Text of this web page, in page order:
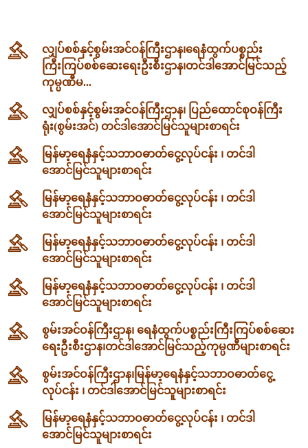
လျှပ်စစ်နှင့်စွမ်းအင်ဝန်ကြီးဌာန၊‌ရေနံထွက်ပစ္စည်း
ကြီးကြပ်စစ်ဆေးရေးဦးစီးဌာန၊တင်ဒါအောင်မြင်သည့်
ကုမ္ပဏီမ...
လျှပ်စစ်နှင့်စွမ်းအင်ဝန်ကြီးဌာန၊ ပြည်ထောင်စုဝန်ကြီး
ရုံး(စွမ်းအင်) တင်ဒါအောင်မြင်သူများစာရင်း
မြန်မာ့ရေနံနှင့်သဘာဝဓာတ်ငွေ့လုပ်ငန်း ၊ တင်ဒါ
အောင်မြင်သူများစာရင်း
မြန်မာ့ရေနံနှင့်သဘာဝဓာတ်ငွေ့လုပ်ငန်း ၊ တင်ဒါ
အောင်မြင်သူများစာရင်း
မြန်မာ့ရေနံနှင့်သဘာဝဓာတ်ငွေ့လုပ်ငန်း ၊ တင်ဒါ
အောင်မြင်သူများစာရင်း
မြန်မာ့ရေနံနှင့်သဘာဝဓာတ်ငွေ့လုပ်ငန်း ၊ တင်ဒါ
အောင်မြင်သူများစာရင်း
စွမ်းအင်ဝန်ကြီးဌာန၊ ရေနံထွက်ပစ္စည်းကြီးကြပ်စစ်ဆေး
ရေးဦးစီးဌာန၊တင်ဒါအောင်မြင်သည့်ကုမ္ပဏီများစာရင်း
စွမ်းအင်ဝန်ကြီးဌာန၊မြန်မာ့ရေနံနှင့်သဘာဝဓာတ်ငွေ့
လုပ်ငန်း ၊ တင်ဒါအောင်မြင်သူများစာရင်း
မြန်မာ့ရေနံနှင့်သဘာဝဓာတ်ငွေ့လုပ်ငန်း ၊ တင်ဒါ
အောင်မြင်သူများစာရင်း